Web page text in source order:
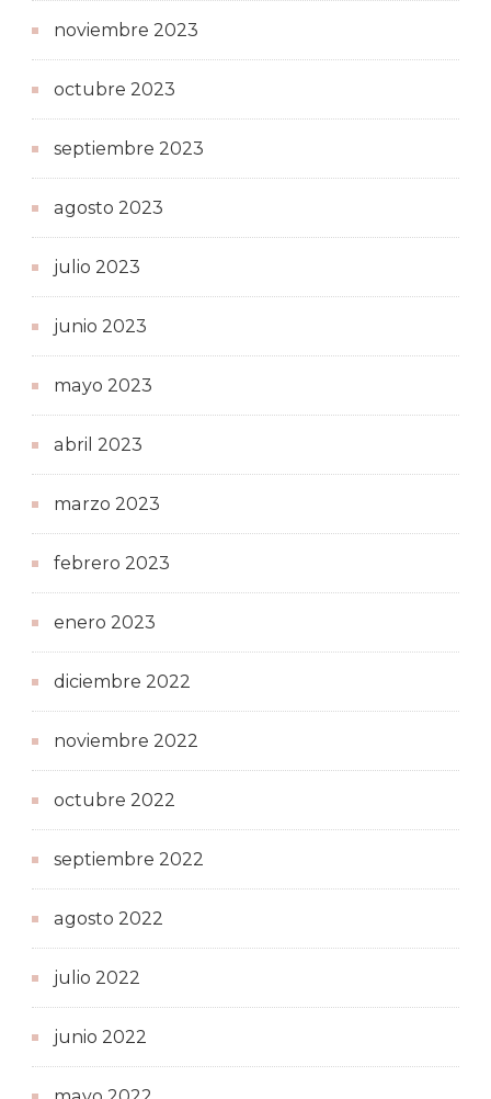
noviembre 2023
octubre 2023
septiembre 2023
agosto 2023
julio 2023
junio 2023
mayo 2023
abril 2023
marzo 2023
febrero 2023
enero 2023
diciembre 2022
noviembre 2022
octubre 2022
septiembre 2022
agosto 2022
julio 2022
junio 2022